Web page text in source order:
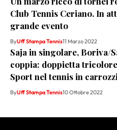
Club Tennis Ceriano. In
grande evento
ByUff Stampa Tennis11 Marzo 2022
Saja in singolare, Boriva/
coppia: doppietta
Sport nel tennis in
ByUff Stampa Tennis10 Ottobre 2022